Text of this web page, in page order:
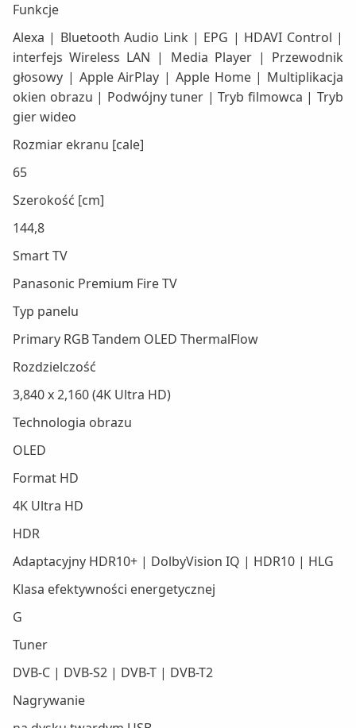
Funkcje
Alexa | Bluetooth Audio Link | EPG | HDAVI Control |
interfejs Wireless LAN | Media Player | Przewodnik
głosowy | Apple AirPlay | Apple Home | Multiplikacja
okien obrazu | Podwójny tuner | Tryb filmowca | Tryb
gier wideo
Rozmiar ekranu [cale]
65
Szerokość [cm]
144,8
Smart TV
Panasonic Premium Fire TV
Typ panelu
Primary RGB Tandem OLED ThermalFlow
Rozdzielczość
3,840 x 2,160 (4K Ultra HD)
Technologia obrazu
OLED
Format HD
4K Ultra HD
HDR
Adaptacyjny HDR10+ | DolbyVision IQ | HDR10 | HLG
Klasa efektywności energetycznej
G
Tuner
DVB-C | DVB-S2 | DVB-T | DVB-T2
Nagrywanie